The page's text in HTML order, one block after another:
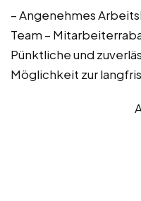
– Angenehmes
Team –
Pünktliche und
Möglichkeit zur